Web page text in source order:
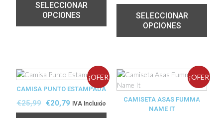
SELECCIONAR
OPCIONES
SELECCIONAR
OPCIONES
¡OFER
TA!
CAMISA PUNTO ESTAMPADA
€25,99 €20,79 IVA Incluido
¡OFER
TA!
CAMISETA ASAS FUMMA
NAME IT